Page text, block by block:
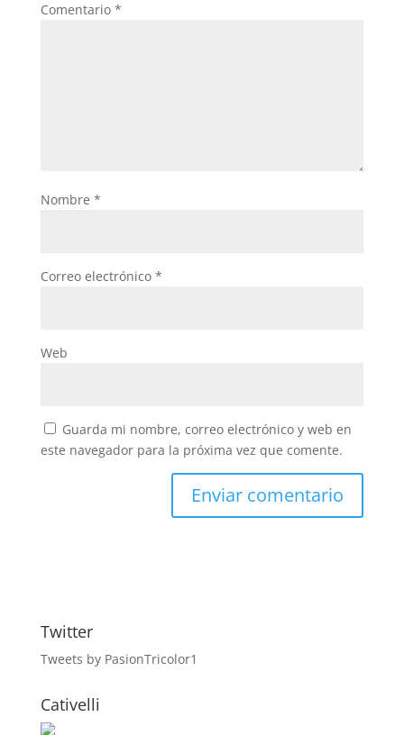
Comentario *
Nombre *
Correo electrónico *
Web
Guarda mi nombre, correo electrónico y web en
este navegador para la próxima vez que comente.
Twitter
Tweets by PasionTricolor1
Cativelli